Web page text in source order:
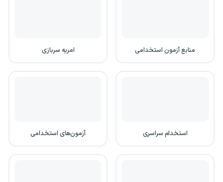
منابع آزمون استخدامی امریه سربازی
استخدام سراسری آزمون‌های استخدامی